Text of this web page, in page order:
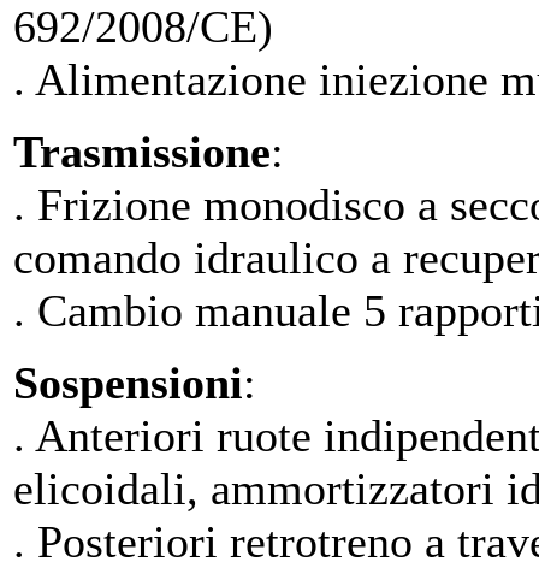
692/2008/CE)
. Alimentazione iniezione
Trasmissione:
. Frizione monodisco a
comando idraulico a
. Cambio manuale 5
Sospensioni:
. Anteriori ruote
elicoidali, ammortizzatori
. Posteriori retrotreno a